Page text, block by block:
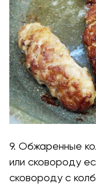
9. Обжаренные
или сковороду
сковороду с